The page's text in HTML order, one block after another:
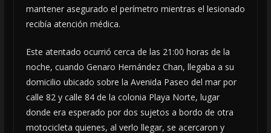
mantener asegurado el perímetro mientras el lesionado
recibía atención médica.
Este atentado ocurrió cerca de las 21:00 horas de la
noche, cuando Genaro Hernández Chan, llegaba a su
domicilio ubicado sobre la Avenida Paseo del mar por
calle 82 y calle 84 de la colonia Playa Norte, lugar
donde era esperado por dos sujetos a bordo de otra
motocicleta quienes, al verlo llegar, se acercaron y